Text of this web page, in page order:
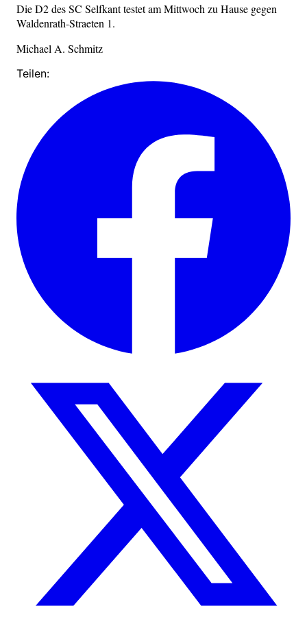
Die D2 des SC Selfkant testet am Mittwoch zu Hause gegen
Waldenrath-Straeten 1.
Michael A. Schmitz
Teilen: